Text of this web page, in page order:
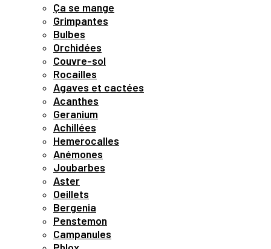
Ça se mange
Grimpantes
Bulbes
Orchidées
Couvre-sol
Rocailles
Agaves et cactées
Acanthes
Geranium
Achillées
Hemerocalles
Anémones
Joubarbes
Aster
Oeillets
Bergenia
Penstemon
Campanules